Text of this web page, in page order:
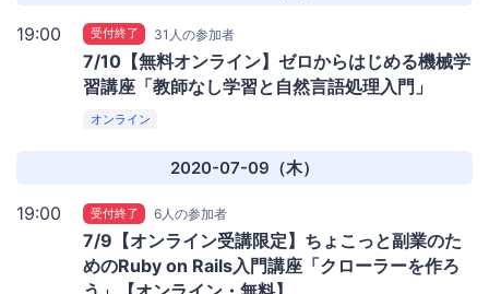
19:00 受付終了 31人の参加者
7/10【無料オンライン】ゼロからはじめる機械学
習講座「教師なし学習と自然言語処理入門」
オンライン
2020-07-09（木）
19:00 受付終了 6人の参加者
7/9【オンライン受講限定】ちょこっと副業のた
めのRuby on Rails入門講座「クローラーを作ろ